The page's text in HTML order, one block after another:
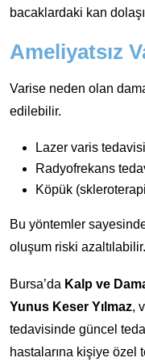
bacaklardaki kan
Ameliyatsız
Varise neden olan
edilebilir.
Lazer varis tedavisi
Radyofrekans
Köpük
Bu yöntemler
oluşum riski azaltılabilir.
Bursa’da Kalp ve
Yunus Keser Yılmaz,
tedavisinde güncel
hastalarına kişiye özel